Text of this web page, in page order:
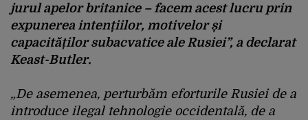
jurul apelor britanice – facem acest lucru prin
expunerea intențiilor, motivelor și
capacităților subacvatice ale Rusiei”, a declarat
Keast-Butler.
„De asemenea, perturbăm eforturile Rusiei de a
introduce ilegal tehnologie occidentală, de a